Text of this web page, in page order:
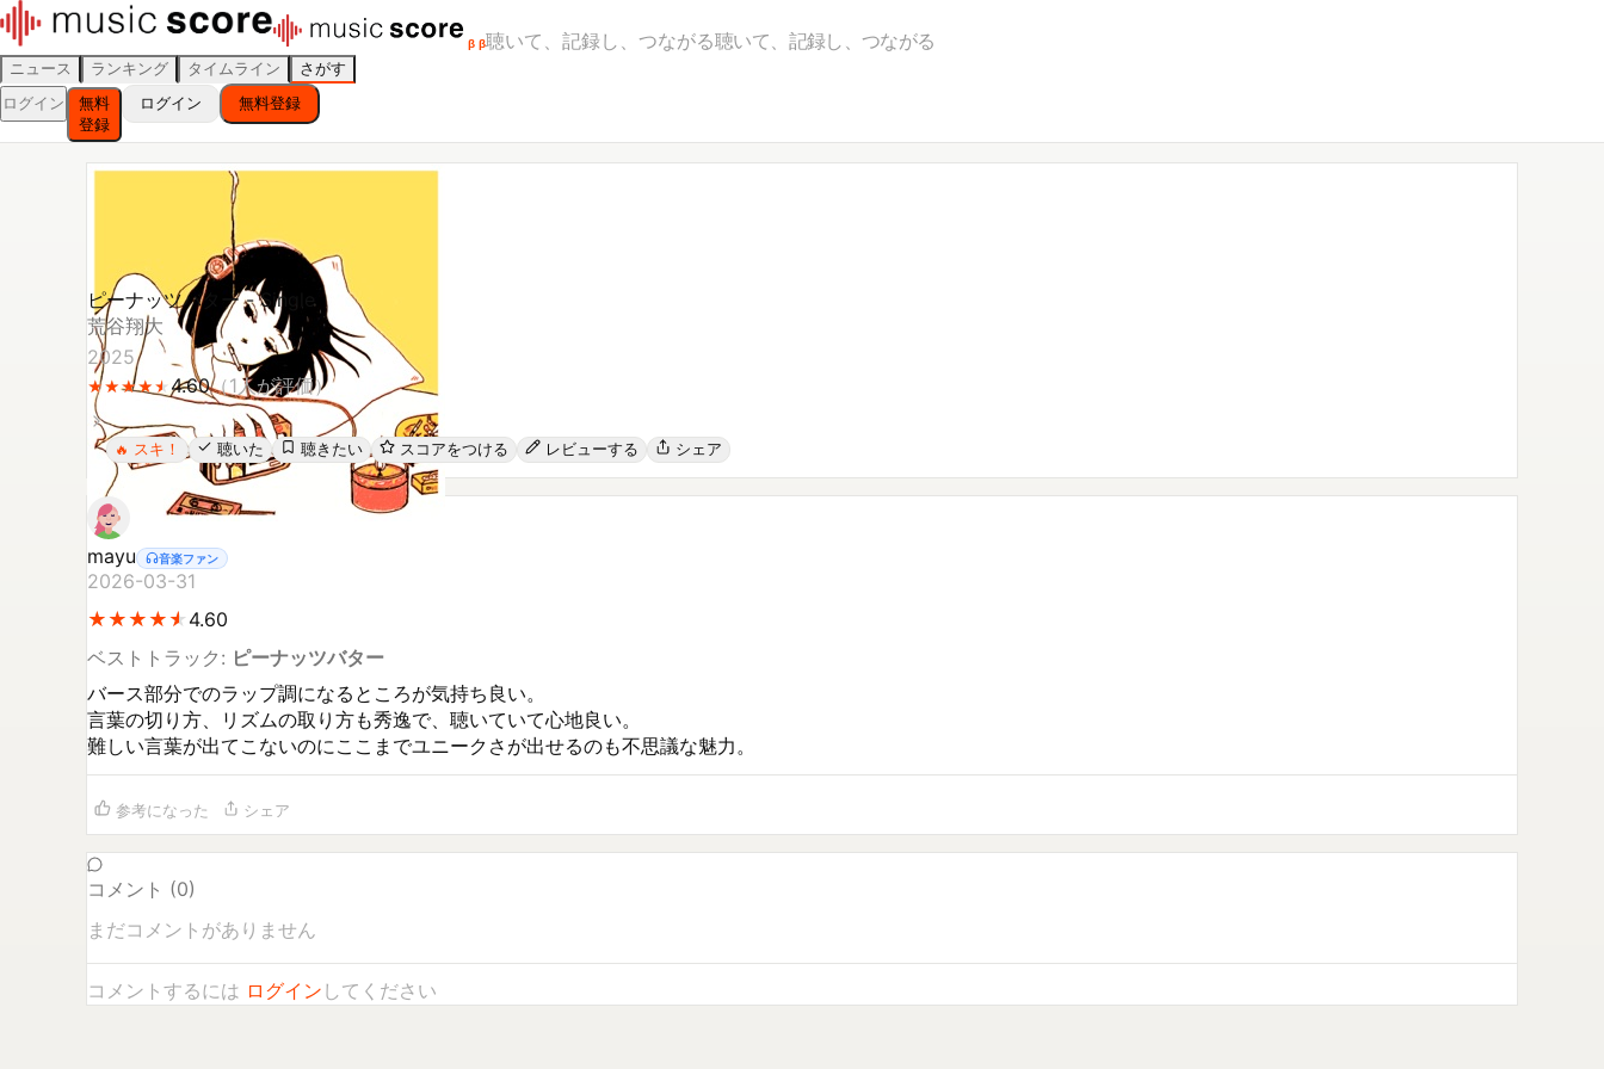
β β聴いて、記録し、つながる聴いて、記録し、つながる
ニュース ランキング タイムライン
さがす
ログイン
無料
登録
ログイン 無料登録
ピーナッツバター - Single
荒谷翔大
2025
★
★★
★★
★★
★★
★4.60（1 人が評価）
🔥 スキ！ 聴いた 聴きたい スコアをつける レビューする シェア
mayu 音楽ファン
2026-03-31
★
★★
★★
★★
★★
★ 4.60
ベストトラック: ピーナッツバター
バース部分でのラップ調になるところが気持ち良い。
言葉の切り方、リズムの取り方も秀逸で、聴いていて心地良い。
難しい言葉が出てこないのにここまでユニークさが出せるのも不思議な魅力。
参考になった シェア
コメント (0)
まだコメントがありません
コメントするには ログイン してください